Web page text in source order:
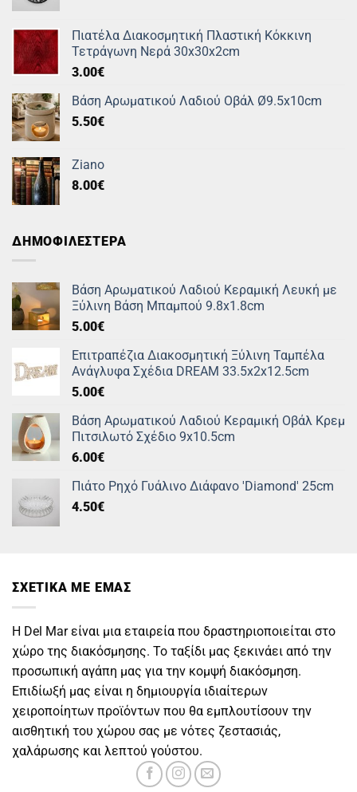
Πιατέλα Διακοσμητική Πλαστική Κόκκινη
Τετράγωνη Νερά 30x30x2cm
3.00€
Βάση Αρωματικού Λαδιού Οβάλ Ø9.5x10cm
5.50€
Ziano
8.00€
ΔΗΜΟΦΙΛΕΣΤΕΡΑ
Βάση Αρωματικού Λαδιού Κεραμική Λευκή με
Ξύλινη Βάση Μπαμπού 9.8x1.8cm
5.00€
Επιτραπέζια Διακοσμητική Ξύλινη Ταμπέλα
Ανάγλυφα Σχέδια DREAM 33.5x2x12.5cm
5.00€
Βάση Αρωματικού Λαδιού Κεραμική Οβάλ Κρεμ
Πιτσιλωτό Σχέδιο 9x10.5cm
6.00€
Πιάτο Ρηχό Γυάλινο Διάφανο 'Diamond' 25cm
4.50€
ΣΧΕΤΙΚΑ ΜΕ ΕΜΑΣ
Η Del Mar είναι μια εταιρεία που δραστηριοποιείται στο
χώρο της διακόσμησης. Το ταξίδι μας ξεκινάει από την
προσωπική αγάπη μας για την κομψή διακόσμηση.
Επιδίωξή μας είναι η δημιουργία ιδιαίτερων
χειροποίητων προϊόντων που θα εμπλουτίσουν την
αισθητική του χώρου σας με νότες ζεστασιάς,
χαλάρωσης και λεπτού γούστου.